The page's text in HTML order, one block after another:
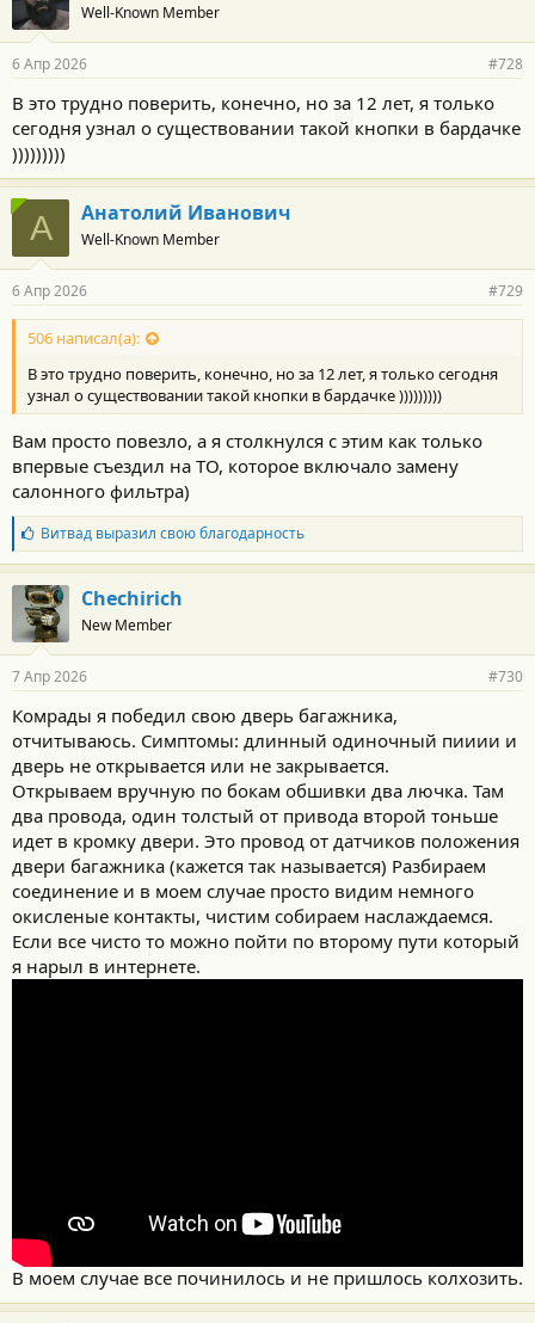
Well-Known Member
6 Апр 2026 #728
В это трудно поверить, конечно, но за 12 лет, я только
сегодня узнал о существовании такой кнопки в бардачке
)))))))))
А Анатолий Иванович
Well-Known Member
6 Апр 2026 #729
506 написал(а):
В это трудно поверить, конечно, но за 12 лет, я только сегодня
узнал о существовании такой кнопки в бардачке )))))))))
Вам просто повезло, а я столкнулся с этим как только
впервые съездил на ТО, которое включало замену
салонного фильтра)
Б
л
а
г
о
д
а
н
с
т
и
Витвадвыразил свою благодарность
Chechirich
New Member
7 Апр 2026 #730
Комрады я победил свою дверь багажника,
отчитываюсь. Симптомы: длинный одиночный пииии и
дверь не открывается или не закрывается.
Открываем вручную по бокам обшивки два лючка. Там
два провода, один толстый от привода второй тоньше
идет в кромку двери. Это провод от датчиков положения
двери багажника (кажется так называется) Разбираем
соединение и в моем случае просто видим немного
окисленые контакты, чистим собираем наслаждаемся.
Если все чисто то можно пойти по второму пути который
я нарыл в интернете.
В моем случае все починилось и не пришлось колхозить.